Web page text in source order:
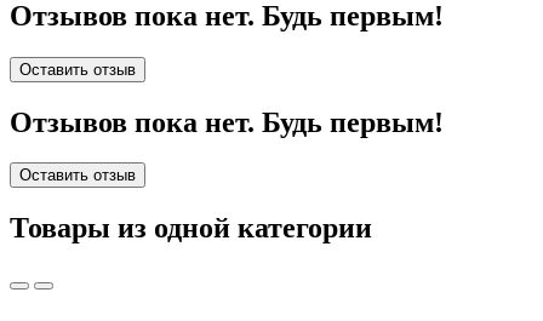
Отзывов пока нет. Будь первым!
Оставить отзыв
Отзывов пока нет. Будь первым!
Оставить отзыв
Товары из одной категории